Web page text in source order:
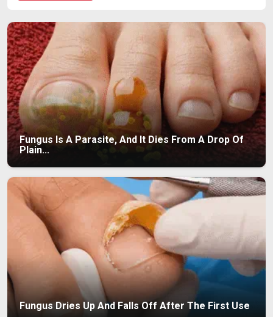
Fungus Is A Parasite, And It Dies From A Drop Of
Plain...
Fungus Dries Up And Falls Off After The First Use